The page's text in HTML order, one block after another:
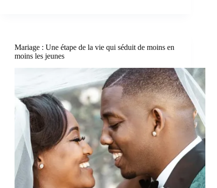
Mariage : Une étape de la vie qui séduit de moins en
moins les jeunes